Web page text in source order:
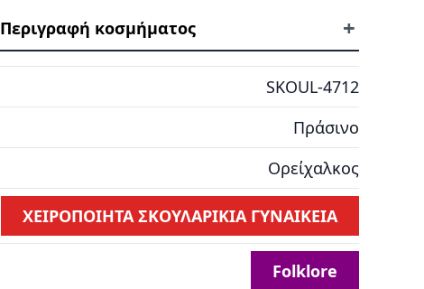
Περιγραφή κοσμήματος +
SKOUL-4712
Πράσινο
Ορείχαλκος
ΧΕΙΡΟΠΟΙΗΤΑ ΣΚΟΥΛΑΡΙΚΙΑ ΓΥΝΑΙΚΕΙΑ
Folklore